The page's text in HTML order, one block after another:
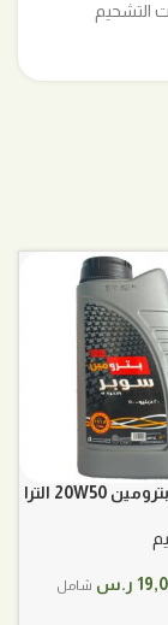
التشحيم
زيت محرك بترومين 20W50 الترا
ر.س السعر
شامل